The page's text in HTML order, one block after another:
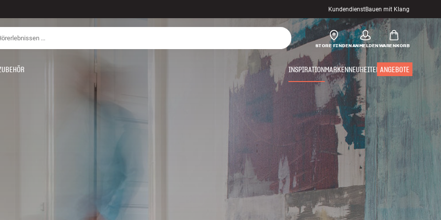
KundendienstBauen mit Klang
STORE FINDENANMELDENWARENKORB
INSPIRATIONMARKENNEUHEITEN ANGEBOTE